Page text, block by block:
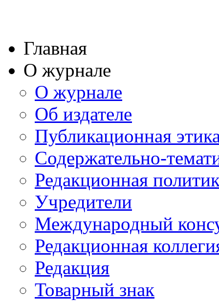
Главная
О журнале
О журнале
Об издателе
Публикационная
Содержательно-
Редакционная
Учредители
Международный
Редакционная
Редакция
Товарный знак